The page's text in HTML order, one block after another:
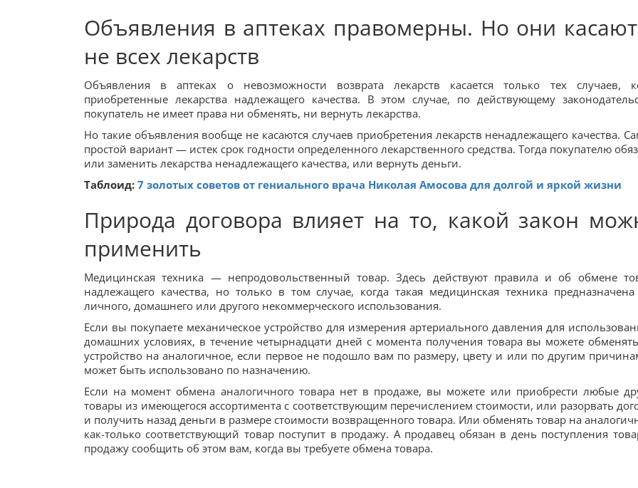
Объявления в аптеках правомерны. Но они
не всех лекарств
Объявления в аптеках о невозможности возврата лекарств касается только тех случаев,
приобретенные лекарства надлежащего качества. В этом случае, по действующему
покупатель не имеет права ни обменять, ни вернуть лекарства.
Но такие объявления вообще не касаются случаев приобретения лекарств ненадлежащего качества.
простой вариант — истек срок годности определенного лекарственного средства. Тогда покупателю
или заменить лекарства ненадлежащего качества, или вернуть деньги.
Таблоид: 7 золотых советов от гениального врача Николая Амосова для долгой и яркой жизни
Природа договора влияет на то, какой закон
применить
Медицинская техника — непродовольственный товар. Здесь действуют правила и об обмене
надлежащего качества, но только в том случае, когда такая медицинская техника
личного, домашнего или другого некоммерческого использования.
Если вы покупаете механическое устройство для измерения артериального давления для
домашних условиях, в течение четырнадцати дней с момента получения товара вы можете
устройство на аналогичное, если первое не подошло вам по размеру, цвету и или по другим
может быть использовано по назначению.
Если на момент обмена аналогичного товара нет в продаже, вы можете или приобрести любые
товары из имеющегося ассортимента с соответствующим перечислением стоимости, или разорвать
и получить назад деньги в размере стоимости возвращенного товара. Или обменять товар на
как-только соответствующий товар поступит в продажу. А продавец обязан в день поступления
продажу сообщить об этом вам, когда вы требуете обмена товара.